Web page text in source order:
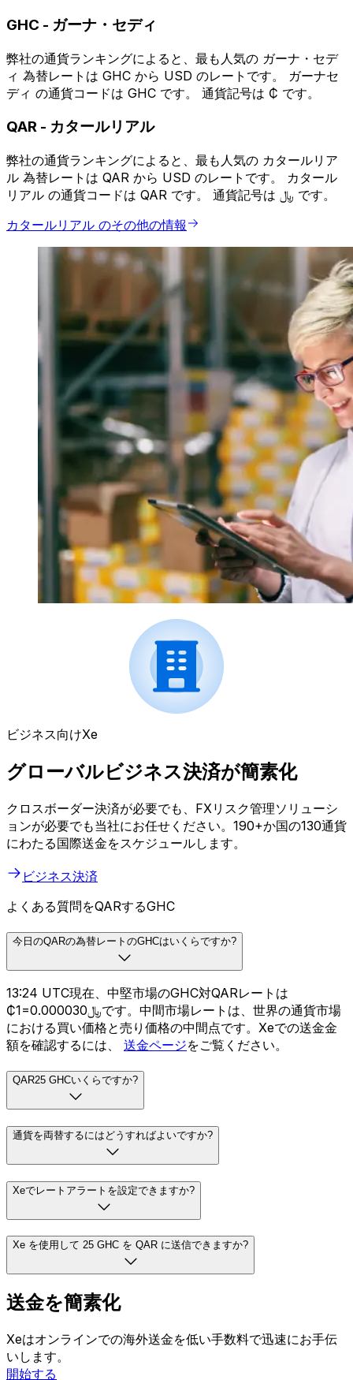
GHC - ガーナ・セディ
弊社の通貨ランキングによると、最も人気の ガーナ・セデ
ィ 為替レートは GHC から USD のレートです。 ガーナセ
ディ の通貨コードは GHC です。 通貨記号は ₵ です。
QAR - カタールリアル
弊社の通貨ランキングによると、最も人気の カタールリア
ル 為替レートは QAR から USD のレートです。 カタール
リアル の通貨コードは QAR です。 通貨記号は ﷼ です。
カタールリアル のその他の情報
ビジネス向けXe
グローバルビジネス決済が簡素化
クロスボーダー決済が必要でも、FXリスク管理ソリューシ
ョンが必要でも当社にお任せください。190+か国の130通貨
にわたる国際送金をスケジュールします。
ビジネス決済
よくある質問をQARするGHC
今日のQARの為替レートのGHCはいくらですか?
13:24 UTC現在、中堅市場のGHC対QARレートは
₵1=﷼0.000030です。中間市場レートは、世界の通貨市場
における買い価格と売り価格の中間点です。Xeでの送金金
額を確認するには、 送金ページをご覧ください。
QAR25 GHCいくらですか?
通貨を両替するにはどうすればよいですか?
Xeでレートアラートを設定できますか?
Xe を使用して 25 GHC を QAR に送信できますか?
送金を簡素化
Xeはオンラインでの海外送金を低い手数料で迅速にお手伝
いします。
開始する